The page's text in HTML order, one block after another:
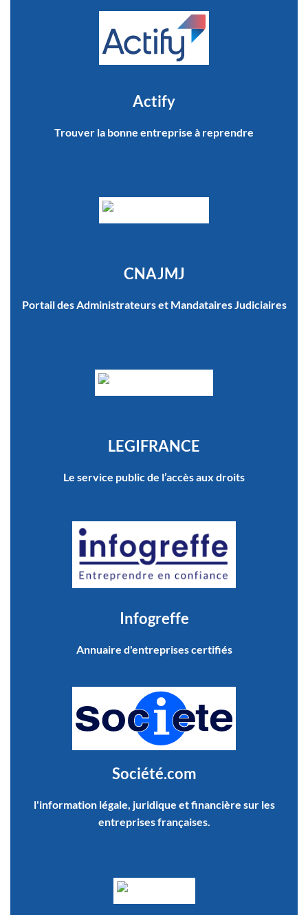
Actify
Trouver la bonne entreprise à reprendre
CNAJMJ
Portail des Administrateurs et Mandataires Judiciaires
LEGIFRANCE
Le service public de l’accès aux droits
Infogreffe
Annuaire d'entreprises certifiés
Société.com
l'information légale, juridique et financière sur les
entreprises françaises.